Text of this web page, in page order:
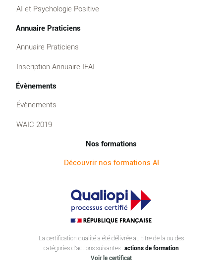
AI et Psychologie Positive
Annuaire Praticiens
Annuaire Praticiens
Inscription Annuaire IFAI
Évènements
Évènements
WAIC 2019
Nos formations
Découvrir nos formations AI
La certification qualité a été délivrée au titre de la ou des
catégories d’actions suivantes :actions de formation
Voir le certificat